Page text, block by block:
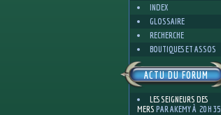
INDEX
GLOSSAIRE
RECHERCHE
BOUTIQUES ET ASSOS
ACTU DU FORUM
LES SEIGNEURS DES
MERS PAR AKEMY À 20 H 35